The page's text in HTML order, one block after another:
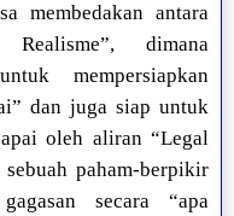
membedakan antara
dimana
mempersiapkan
dan juga siap untuk
oleh aliran “Legal
sebuah paham-berpikir
secara “apa